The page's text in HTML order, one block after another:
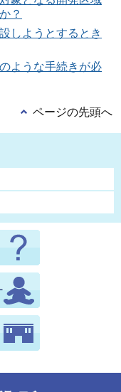
？
しようとするとき
ような手続きが必
ページの先頭へ